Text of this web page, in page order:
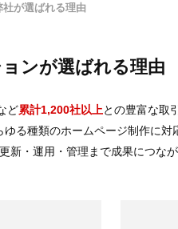
が選ばれる理由
ンが選ばれる理由
ど累計1,200社以上との豊富な取
ゆる種類のホームページ制作に対
・運用・管理まで成果につなが